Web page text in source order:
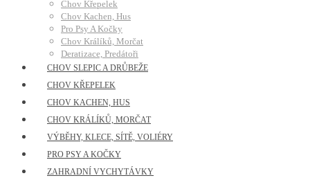
Chov Křepelek
Chov Kachen, Hus
Pro Psy A Kočky
Chov Králíků, Morčat
Deratizace, Predátoři
CHOV SLEPIC A DRŮBEŽE
CHOV KŘEPELEK
CHOV KACHEN, HUS
CHOV KRÁLÍKŮ, MORČAT
VÝBĚHY, KLECE, SÍTĚ, VOLIÉRY
PRO PSY A KOČKY
ZAHRADNÍ VYCHYTÁVKY